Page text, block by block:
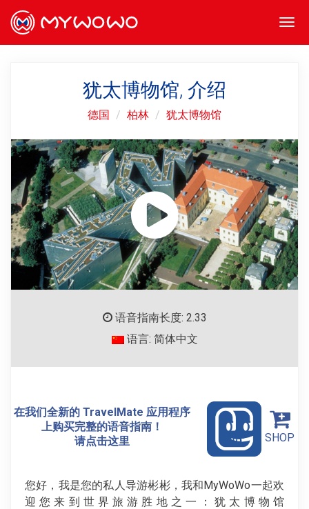
犹太博物馆, 介绍
德国 柏林 犹太博物馆
语音指南长度: 2.33
语言: 简体中文
在我们全新的 TravelMate 应用程序
上购买完整的语音指南！
请点击这里
SHOP
您好，我是您的私人导游彬彬，我和MyWoWo一起欢
迎您来到世界旅游胜地之一：犹太博物馆